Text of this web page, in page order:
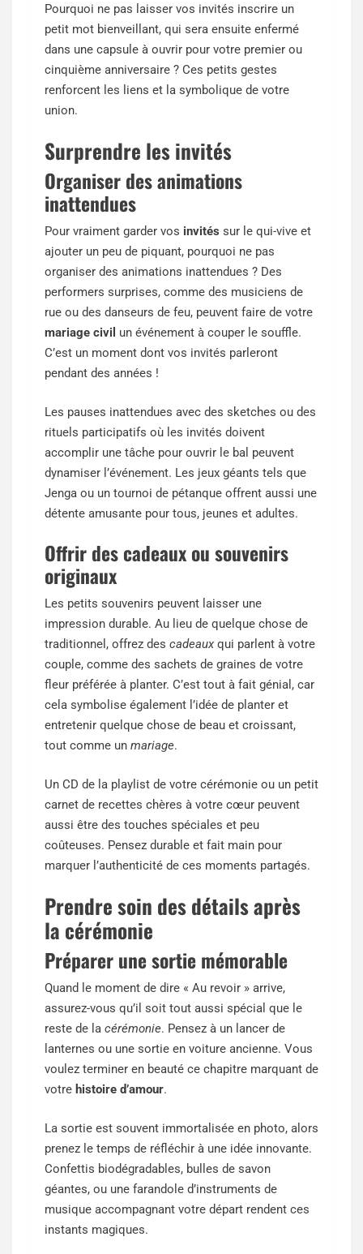
Pourquoi ne pas laisser vos invités inscrire un
petit mot bienveillant, qui sera ensuite enfermé
dans une capsule à ouvrir pour votre premier ou
cinquième anniversaire ? Ces petits gestes
renforcent les liens et la symbolique de votre
union.
Surprendre les invités
Organiser des animations
inattendues
Pour vraiment garder vos invités sur le qui-vive et
ajouter un peu de piquant, pourquoi ne pas
organiser des animations inattendues ? Des
performers surprises, comme des musiciens de
rue ou des danseurs de feu, peuvent faire de votre
mariage civil un événement à couper le souffle.
C’est un moment dont vos invités parleront
pendant des années !
Les pauses inattendues avec des sketches ou des
rituels participatifs où les invités doivent
accomplir une tâche pour ouvrir le bal peuvent
dynamiser l’événement. Les jeux géants tels que
Jenga ou un tournoi de pétanque offrent aussi une
détente amusante pour tous, jeunes et adultes.
Offrir des cadeaux ou souvenirs
originaux
Les petits souvenirs peuvent laisser une
impression durable. Au lieu de quelque chose de
traditionnel, offrez des cadeaux qui parlent à votre
couple, comme des sachets de graines de votre
fleur préférée à planter. C’est tout à fait génial, car
cela symbolise également l’idée de planter et
entretenir quelque chose de beau et croissant,
tout comme un mariage.
Un CD de la playlist de votre cérémonie ou un petit
carnet de recettes chères à votre cœur peuvent
aussi être des touches spéciales et peu
coûteuses. Pensez durable et fait main pour
marquer l’authenticité de ces moments partagés.
Prendre soin des détails après
la cérémonie
Préparer une sortie mémorable
Quand le moment de dire « Au revoir » arrive,
assurez-vous qu’il soit tout aussi spécial que le
reste de la cérémonie. Pensez à un lancer de
lanternes ou une sortie en voiture ancienne. Vous
voulez terminer en beauté ce chapitre marquant de
votre histoire d’amour.
La sortie est souvent immortalisée en photo, alors
prenez le temps de réfléchir à une idée innovante.
Confettis biodégradables, bulles de savon
géantes, ou une farandole d’instruments de
musique accompagnant votre départ rendent ces
instants magiques.